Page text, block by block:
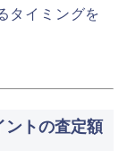
タイミングを
ントの査定額